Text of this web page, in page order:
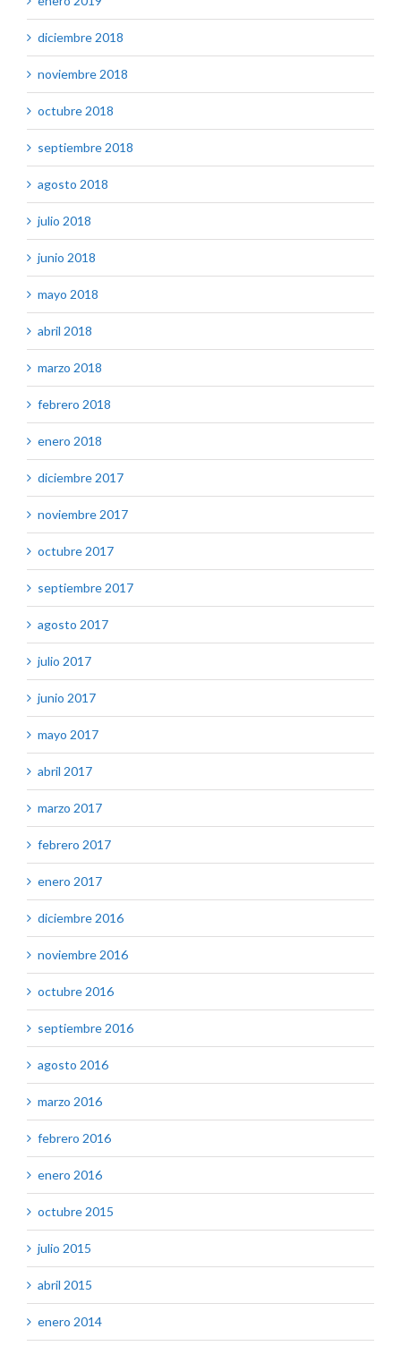
diciembre 2018
noviembre 2018
octubre 2018
septiembre 2018
agosto 2018
julio 2018
junio 2018
mayo 2018
abril 2018
marzo 2018
febrero 2018
enero 2018
diciembre 2017
noviembre 2017
octubre 2017
septiembre 2017
agosto 2017
julio 2017
junio 2017
mayo 2017
abril 2017
marzo 2017
febrero 2017
enero 2017
diciembre 2016
noviembre 2016
octubre 2016
septiembre 2016
agosto 2016
marzo 2016
febrero 2016
enero 2016
octubre 2015
julio 2015
abril 2015
enero 2014